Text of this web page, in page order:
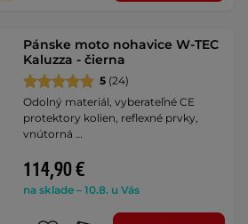
Pánske moto nohavice W-TEC
Kaluzza - čierna
5 (24)
Odolný materiál, vyberateľné CE
protektory kolien, reflexné prvky,
vnútorná …
114,90 €
na sklade – 10.8. u Vás